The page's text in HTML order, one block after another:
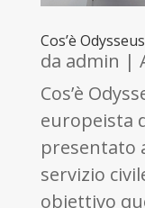
Cos’è
da admin |
Cos’è
europeista
presentato
servizio
obiettivo